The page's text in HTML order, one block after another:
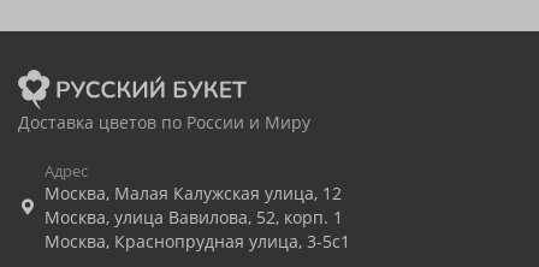
Доставка цветов по России и Миру
Адрес
Москва, Малая Калужская улица, 12
Москва, улица Вавилова, 52, корп. 1
Москва, Краснопрудная улица, 3-5с1